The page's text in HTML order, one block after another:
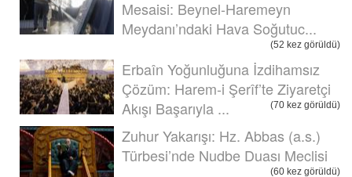
Mesaisi: Beynel-Haremeyn
Meydanı’ndaki Hava Soğutuc...
(52 kez görüldü)
Erbaîn Yoğunluğuna İzdihamsız
Çözüm: Harem-i Şerîf’te Ziyaretçi
Akışı Başarıyla ...
(70 kez görüldü)
Zuhur Yakarışı: Hz. Abbas (a.s.)
Türbesi’nde Nudbe Duası Meclisi
(60 kez görüldü)